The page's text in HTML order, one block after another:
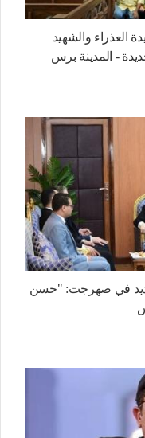
العذراء والشهيد
- المدينة برس
في صهرجت: "حسن